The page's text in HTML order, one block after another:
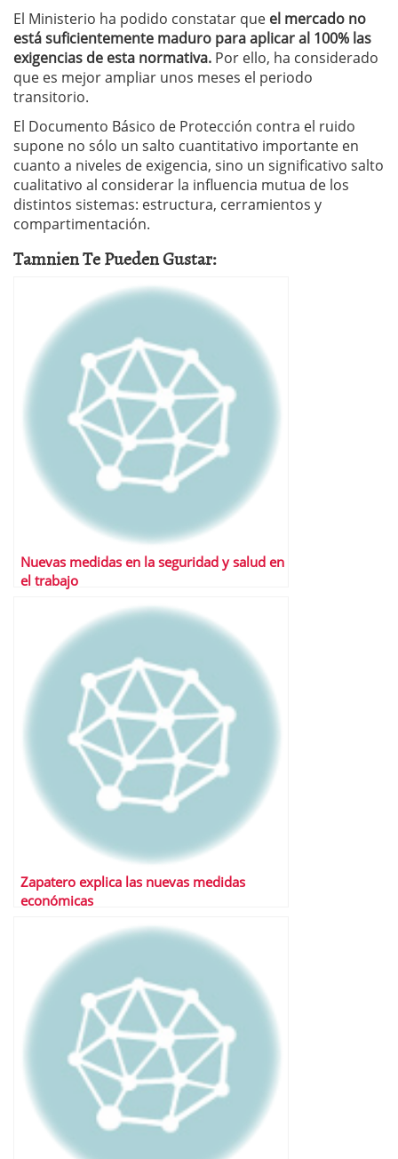
El Ministerio ha podido constatar que el mercado no
está suficientemente maduro para aplicar al 100% las
exigencias de esta normativa. Por ello, ha considerado
que es mejor ampliar unos meses el periodo
transitorio.
El Documento Básico de Protección contra el ruido
supone no sólo un salto cuantitativo importante en
cuanto a niveles de exigencia, sino un significativo salto
cualitativo al considerar la influencia mutua de los
distintos sistemas: estructura, cerramientos y
compartimentación.
Tamnien Te Pueden Gustar:
Nuevas medidas en la seguridad y salud en
el trabajo
Zapatero explica las nuevas medidas
económicas